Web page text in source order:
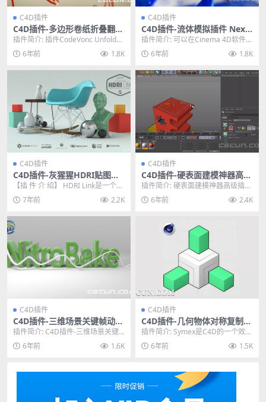
C4D插件
C4D插件-多边形卷纸折叠翻页
展开效果插件 CodeVonc Unf
older v1.3.2
插件简介: 插件CodeVonc Unfolder
展开变形器使您可以创建每个多
边...6年前 1.8K
C4D插件
C4D插件-流体模拟插件 Next
Limit RealFlow C4D 3.2.1.0
052 Win破解版
插件简介: 可以在Cinema 4D软件里
使用RealFlow插件制作模拟流体
水...6年前 1.8K
C4D插件
C4D插件-灰猩猩HDRI贴图渲
染预览调用工具 HDRI Link 1.
054 Win/Mac
【插 件 介 绍】 HDRI Link是一个工
作流程插件，可以让 Arnold,...
7年前 2.2K
C4D插件
C4D插件-硬表面建模神器高级
插件 Nitro4D NitroBoxTool
v1.07 Win/Mac破解版
插件简介: 硬表面建模神器高级插件
Nitro4D NitroBoxTool v...
6年前 2.4K
C4D插件
C4D插件-三维场景关键帧动画
烘焙插件 Nitro4D NitroBake
v2.07 Win/Mac
插件简介: C4D插件-三维场景关键
帧动画烘焙插件 Nitro4D NitroB...
6年前 1.6K
C4D插件
C4D插件-几何物体对称复制生
成器插件 Symex 1.0 for Cine
ma 4D R15-S22
插件简介: Symex是C4D的一个效果
器，可以将你的多边形物体，根据
某种几何方...
6年前 1.5K